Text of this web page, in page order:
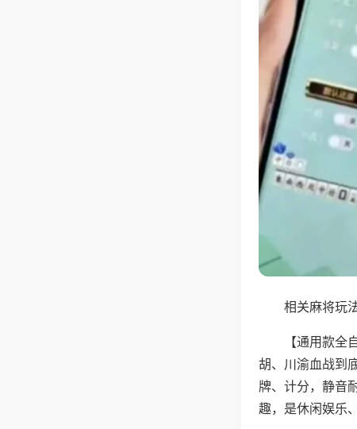
相关麻将玩
【通用款
胡、川渝血战到
牌、计分，静音
趣，是休闲娱乐